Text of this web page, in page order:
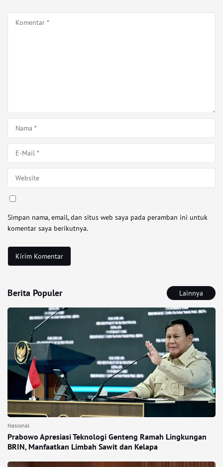
Simpan nama, email, dan situs web saya pada peramban ini untuk
komentar saya berikutnya.
Berita Populer Lainnya
Nasional
Prabowo Apresiasi Teknologi Genteng Ramah Lingkungan
BRIN, Manfaatkan Limbah Sawit dan Kelapa